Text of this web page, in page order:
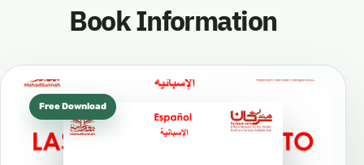
Book Information
Free Download